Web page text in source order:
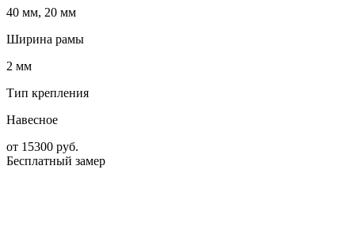
40 мм, 20 мм
Ширина рамы
2 мм
Тип крепления
Навесное
от 15300 руб.
Бесплатный замер